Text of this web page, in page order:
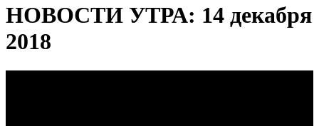
НОВОСТИ УТРА: 14 декабря
2018